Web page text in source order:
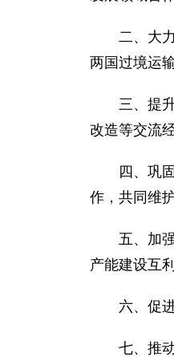
二、大
两国过境运
三、提
改造等交流
四、巩
作，共同维
五、加
产能建设互
六、促
七、推